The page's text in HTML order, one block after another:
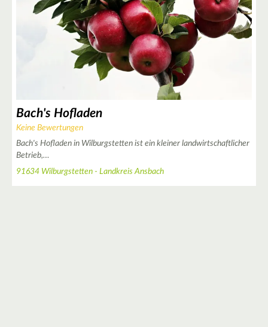
Bach's Hofladen
Keine Bewertungen
Bach's Hofladen in Wilburgstetten ist ein kleiner landwirtschaftlicher
Betrieb,…
91634 Wilburgstetten - Landkreis Ansbach